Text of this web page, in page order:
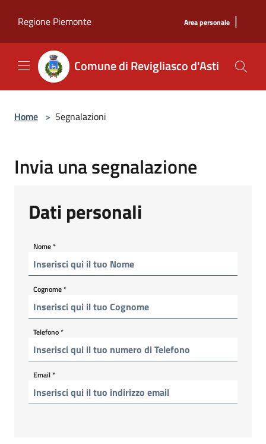
Regione Piemonte
Area personale |
Comune di Revigliasco d'Asti
Home > Segnalazioni
Invia una segnalazione
Dati personali
Nome*
Cognome*
Telefono*
Email*